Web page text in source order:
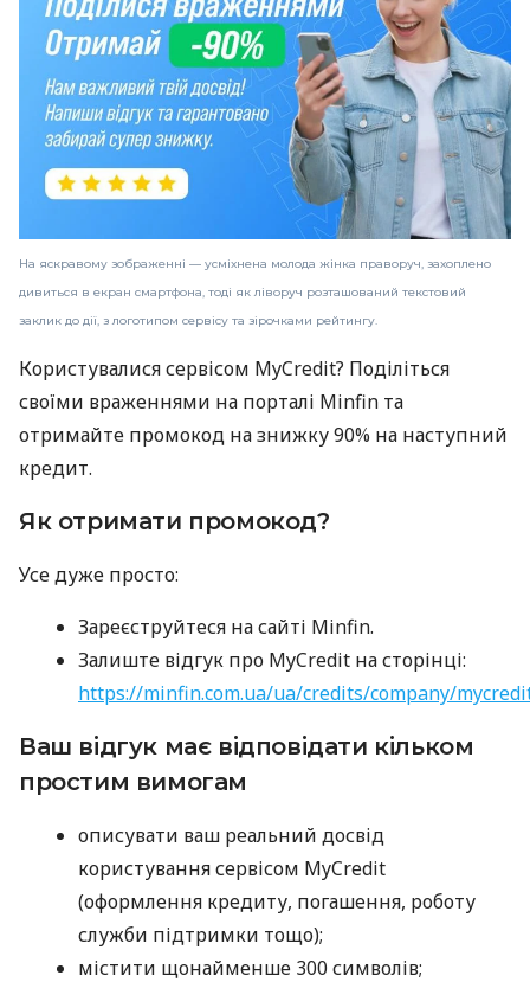
На яскравому зображенні — усміхнена молода жінка праворуч, захоплено
дивиться в екран смартфона, тоді як ліворуч розташований текстовий
заклик до дії, з логотипом сервісу та зірочками рейтингу.
Користувалися сервісом MyCredit? Поділіться
своїми враженнями на порталі Minfin та
отримайте промокод на знижку 90% на наступний
кредит.
Як отримати промокод?
Усе дуже просто:
Зареєструйтеся на сайті Minfin.
Залиште відгук про MyCredit на сторінці:
https://minfin.com.ua/ua/credits/company/
Ваш відгук має відповідати кільком
простим вимогам
описувати ваш реальний досвід
користування сервісом MyCredit
(оформлення кредиту, погашення, роботу
служби підтримки тощо);
містити щонайменше 300 символів;